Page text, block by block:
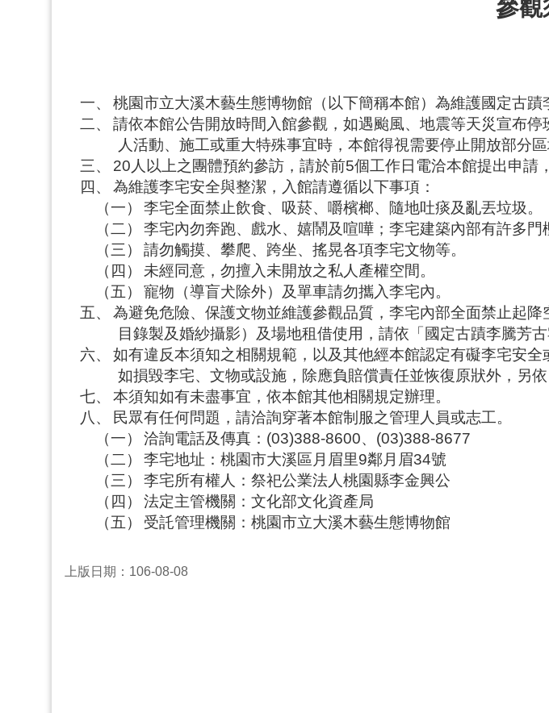
參觀
一、
桃園市立大溪木藝生態博物館（以下簡稱本館）為維護國定古
二、
請依本館公告開放時間入館參觀，如遇颱風、地震等天災宣布
人活動、施工或重大特殊事宜時，本館得視需要停止開放部分區
三、
20人以上之團體預約參訪，請於前5個工作日電洽本館提出申請
四、
為維護李宅安全與整潔，入館請遵循以下事項：
（一）
李宅全面禁止飲食、吸菸、嚼檳榔、隨地吐痰及亂丟垃圾。
（二）
李宅內勿奔跑、戲水、嬉鬧及喧嘩；李宅建築內部有許多門
（三）
請勿觸摸、攀爬、跨坐、搖晃各項李宅文物等。
（四）
未經同意，勿擅入未開放之私人產權空間。
（五）
寵物（導盲犬除外）及單車請勿攜入李宅內。
五、
為避免危險、保護文物並維護參觀品質，李宅內部全面禁止起
目錄製及婚紗攝影）及場地租借使用，請依「國定古蹟李騰芳
六、
如有違反本須知之相關規範，以及其他經本館認定有礙李宅安
如損毀李宅、文物或設施，除應負賠償責任並恢復原狀外，另
七、
本須知如有未盡事宜，依本館其他相關規定辦理。
八、
民眾有任何問題，請洽詢穿著本館制服之管理人員或志工。
（一）
洽詢電話及傳真：(03)388-8600、(03)388-8677
（二）
李宅地址：桃園市大溪區月眉里9鄰月眉34號
（三）
李宅所有權人：祭祀公業法人桃園縣李金興公
（四）
法定主管機關：文化部文化資產局
（五）
受託管理機關：桃園市立大溪木藝生態博物館
上版日期：106-08-08